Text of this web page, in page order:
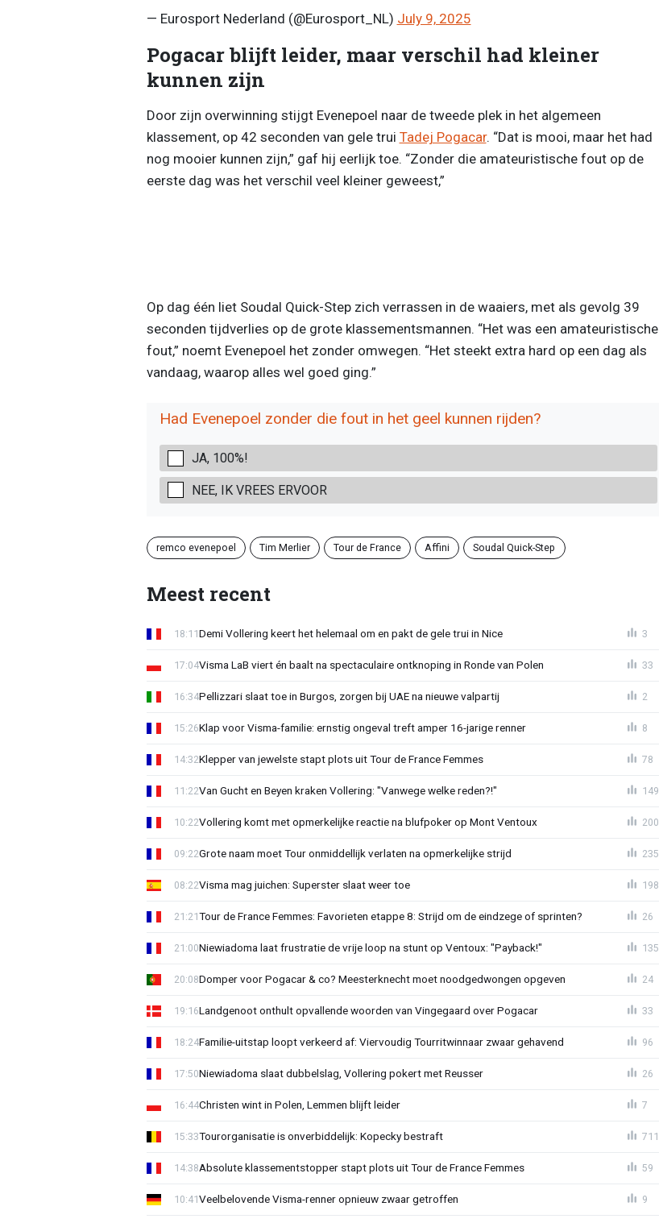
— Eurosport Nederland (@Eurosport_NL) July 9, 2025
Pogacar blijft leider, maar verschil had kleiner
kunnen zijn
Door zijn overwinning stijgt Evenepoel naar de tweede plek in het algemeen
klassement, op 42 seconden van gele trui Tadej Pogacar. “Dat is mooi, maar het had
nog mooier kunnen zijn,” gaf hij eerlijk toe. “Zonder die amateuristische fout op de
eerste dag was het verschil veel kleiner geweest,”
Op dag één liet Soudal Quick-Step zich verrassen in de waaiers, met als gevolg 39
seconden tijdverlies op de grote klassementsmannen. “Het was een amateuristische
fout,” noemt Evenepoel het zonder omwegen. “Het steekt extra hard op een dag als
vandaag, waarop alles wel goed ging.”
Had Evenepoel zonder die fout in het geel kunnen rijden?
JA, 100%!
NEE, IK VREES ERVOOR
remco evenepoel Tim Merlier Tour de France Affini Soudal Quick-Step
Meest recent
Demi Vollering keert het helemaal om en pakt de gele trui in Nice
18:11 3
Visma LaB viert én baalt na spectaculaire ontknoping in Ronde van Polen
17:04 33
Pellizzari slaat toe in Burgos, zorgen bij UAE na nieuwe valpartij
16:34 2
Klap voor Visma-familie: ernstig ongeval treft amper 16-jarige renner
15:26 8
Klepper van jewelste stapt plots uit Tour de France Femmes
14:32 78
Van Gucht en Beyen kraken Vollering: "Vanwege welke reden?!"
11:22 149
Vollering komt met opmerkelijke reactie na blufpoker op Mont Ventoux
10:22 200
Grote naam moet Tour onmiddellijk verlaten na opmerkelijke strijd
09:22 235
Visma mag juichen: Superster slaat weer toe
08:22 198
Tour de France Femmes: Favorieten etappe 8: Strijd om de eindzege of sprinten?
21:21 26
Niewiadoma laat frustratie de vrije loop na stunt op Ventoux: "Payback!"
21:00 135
Domper voor Pogacar & co? Meesterknecht moet noodgedwongen opgeven
20:08 24
Landgenoot onthult opvallende woorden van Vingegaard over Pogacar
19:16 33
Familie-uitstap loopt verkeerd af: Viervoudig Tourritwinnaar zwaar gehavend
18:24 96
Niewiadoma slaat dubbelslag, Vollering pokert met Reusser
17:50 26
Christen wint in Polen, Lemmen blijft leider
16:44 7
Tourorganisatie is onverbiddelijk: Kopecky bestraft
15:33 711
Absolute klassementstopper stapt plots uit Tour de France Femmes
14:38 59
Veelbelovende Visma-renner opnieuw zwaar getroffen
10:41 9